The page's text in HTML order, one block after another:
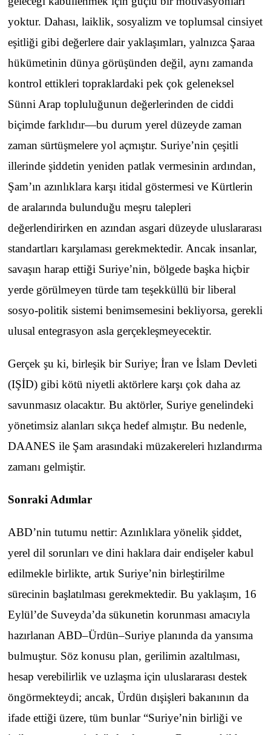
yoktur. Dahası, laiklik, sosyalizm ve toplumsal cinsiyet
eşitliği gibi değerlere dair yaklaşımları, yalnızca Şaraa
hükümetinin dünya görüşünden değil, aynı zamanda
kontrol ettikleri topraklardaki pek çok geleneksel
Sünni Arap topluluğunun değerlerinden de ciddi
biçimde farklıdır—bu durum yerel düzeyde zaman
zaman sürtüşmelere yol açmıştır. Suriye’nin çeşitli
illerinde şiddetin yeniden patlak vermesinin ardından,
Şam’ın azınlıklara karşı itidal göstermesi ve Kürtlerin
de aralarında bulunduğu meşru talepleri
değerlendirirken en azından asgari düzeyde uluslararası
standartları karşılaması gerekmektedir. Ancak insanlar,
savaşın harap ettiği Suriye’nin, bölgede başka hiçbir
yerde görülmeyen türde tam teşekküllü bir liberal
sosyo-politik sistemi benimsemesini bekliyorsa, gerekli
ulusal entegrasyon asla gerçekleşmeyecektir.
Gerçek şu ki, birleşik bir Suriye; İran ve İslam Devleti
(IŞİD) gibi kötü niyetli aktörlere karşı çok daha az
savunmasız olacaktır. Bu aktörler, Suriye genelindeki
yönetimsiz alanları sıkça hedef almıştır. Bu nedenle,
DAANES ile Şam arasındaki müzakereleri hızlandırma
zamanı gelmiştir.
Sonraki Adımlar
ABD’nin tutumu nettir: Azınlıklara yönelik şiddet,
yerel dil sorunları ve dini haklara dair endişeler kabul
edilmekle birlikte, artık Suriye’nin birleştirilme
sürecinin başlatılması gerekmektedir. Bu yaklaşım, 16
Eylül’de Suveyda’da sükunetin korunması amacıyla
hazırlanan ABD–Ürdün–Suriye planında da yansıma
bulmuştur. Söz konusu plan, gerilimin azaltılması,
hesap verebilirlik ve uzlaşma için uluslararası destek
öngörmekteydi; ancak, Ürdün dışişleri bakanının da
ifade ettiği üzere, tüm bunlar “Suriye’nin birliği ve